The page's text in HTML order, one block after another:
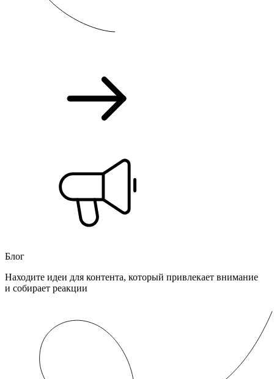
Блог
Находите идеи для контента, который привлекает внимание
и собирает реакции